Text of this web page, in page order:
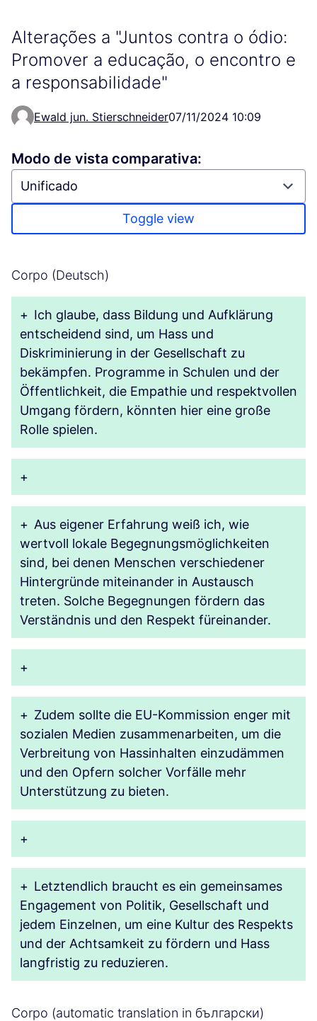
Alterações a "Juntos contra o ódio:
Promover a educação, o encontro e
a responsabilidade"
Ewald jun. Stierschneider07/11/2024 10:09
Modo de vista comparativa:
Toggle view
Corpo (Deutsch)
+ Ich glaube, dass Bildung und Aufklärung
entscheidend sind, um Hass und
Diskriminierung in der Gesellschaft zu
bekämpfen. Programme in Schulen und der
Öffentlichkeit, die Empathie und respektvollen
Umgang fördern, könnten hier eine große
Rolle spielen.
+
+ Aus eigener Erfahrung weiß ich, wie
wertvoll lokale Begegnungsmöglichkeiten
sind, bei denen Menschen verschiedener
Hintergründe miteinander in Austausch
treten. Solche Begegnungen fördern das
Verständnis und den Respekt füreinander.
+
+ Zudem sollte die EU-Kommission enger mit
sozialen Medien zusammenarbeiten, um die
Verbreitung von Hassinhalten einzudämmen
und den Opfern solcher Vorfälle mehr
Unterstützung zu bieten.
+
+ Letztendlich braucht es ein gemeinsames
Engagement von Politik, Gesellschaft und
jedem Einzelnen, um eine Kultur des Respekts
und der Achtsamkeit zu fördern und Hass
langfristig zu reduzieren.
Corpo (automatic translation in български)